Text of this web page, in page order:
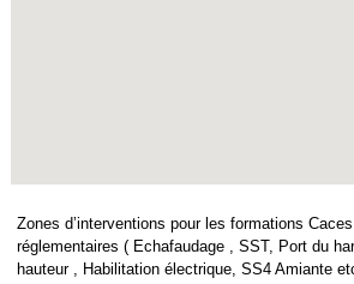
Zones d’interventions pour les formations
réglementaires ( Echafaudage , SST, Port du
hauteur , Habilitation électrique, SS4 Amiante